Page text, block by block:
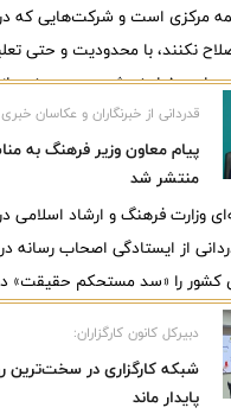
مرکزی است و شرکت‌هایی که
نکنند، با محدودیت و حتی
خواهند شد. وی همچنین از
شرکت‌ها از پایان شهریورماه
قدردانی از خبرنگاران و عکاسان خبری
پیام معاون وزیر فرهنگ به
منتشر شد
وزارت فرهنگ و ارشاد اسلامی
از ایستادگی اصحاب رسانه
کشور را «سد مستحکم حقیقت» در
نوشت: رسانه‌های ایران در این
دشواری‌ها، جلوه‌ای درخشان از
به نمایش گذاشتند.
دبیرکل کانون کارگزاران:
شبکه کارگزاری در سخت‌ترین
پایدار ماند